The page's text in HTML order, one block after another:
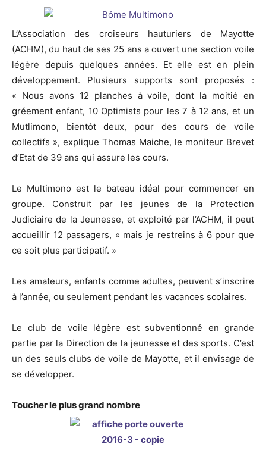
L’Association des croiseurs hauturiers de Mayotte
(ACHM), du haut de ses 25 ans a ouvert une section voile
légère depuis quelques années. Et elle est en plein
développement. Plusieurs supports sont proposés :
« Nous avons 12 planches à voile, dont la moitié en
gréement enfant, 10 Optimists pour les 7 à 12 ans, et un
Mutlimono, bientôt deux, pour des cours de voile
collectifs », explique Thomas Maiche, le moniteur Brevet
d’Etat de 39 ans qui assure les cours.
Le Multimono est le bateau idéal pour commencer en
groupe. Construit par les jeunes de la Protection
Judiciaire de la Jeunesse, et exploité par l’ACHM, il peut
accueillir 12 passagers, « mais je restreins à 6 pour que
ce soit plus participatif. »
Les amateurs, enfants comme adultes, peuvent s’inscrire
à l’année, ou seulement pendant les vacances scolaires.
Le club de voile légère est subventionné en grande
partie par la Direction de la jeunesse et des sports. C’est
un des seuls clubs de voile de Mayotte, et il envisage de
se développer.
Toucher le plus grand nombre